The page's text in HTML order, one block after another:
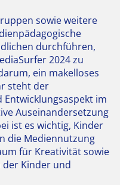
sowie weitere
durchführen,
2024 zu
ein makelloses
steht der
im
Auseinandersetzung
ist es wichtig, Kinder
die Mediennutzung
für Kreativität sowie
der Kinder und